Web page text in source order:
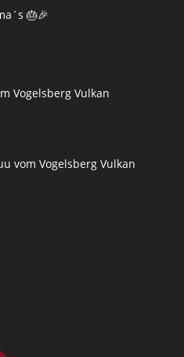
🎂🎉
Vogelsberg Vulkan
vom Vogelsberg Vulkan